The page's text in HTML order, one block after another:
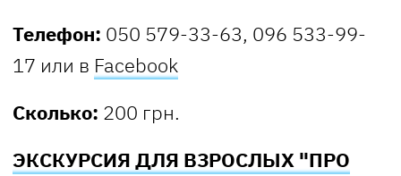
Телефон: 050 579-33-63, 096 533-99-
17 или в Facebook
Сколько: 200 грн.
ЭКСКУРСИЯ ДЛЯ ВЗРОСЛЫХ "ПРО